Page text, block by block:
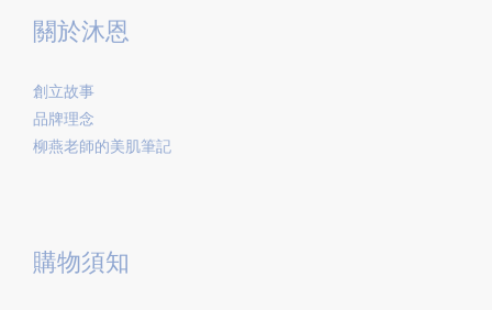
關於沐恩
創立故事
品牌理念
柳燕老師的美肌筆記
購物須知